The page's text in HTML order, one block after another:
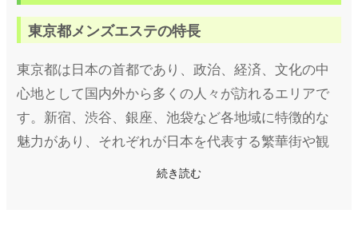
東京都メンズエステの特長
東京都は日本の首都であり、政治、経済、文化の中
心地として国内外から多くの人々が訪れるエリアで
す。新宿、渋谷、銀座、池袋など各地域に特徴的な
魅力があり、それぞれが日本を代表する繁華街や観
光地としても知られています。また、多様なライフ
続き読む